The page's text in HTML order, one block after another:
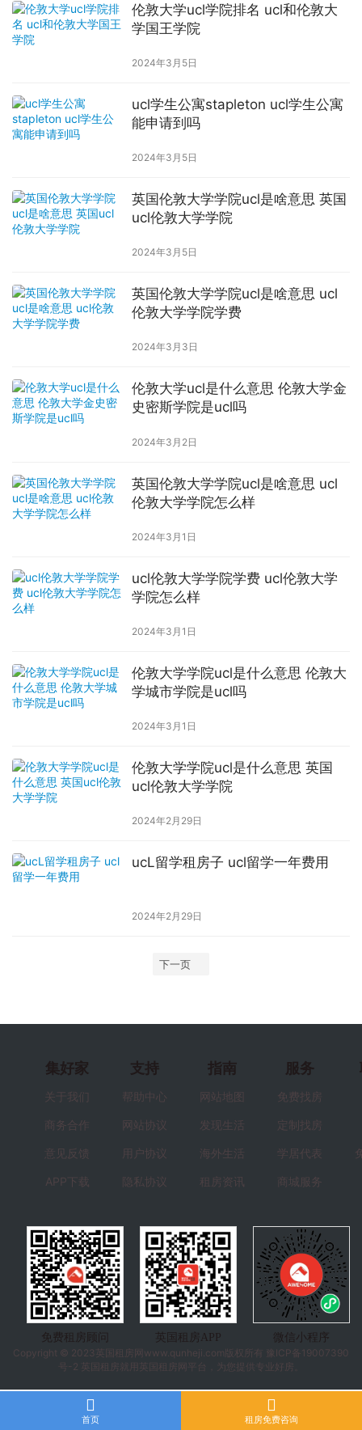
伦敦大学ucl学院排名 ucl和伦敦大
学国王学院
2024年3月5日
ucl学生公寓stapleton ucl学生公寓
能申请到吗
2024年3月5日
英国伦敦大学学院ucl是啥意思 英国
ucl伦敦大学学院
2024年3月5日
英国伦敦大学学院ucl是啥意思 ucl
伦敦大学学院学费
2024年3月3日
伦敦大学ucl是什么意思 伦敦大学金
史密斯学院是ucl吗
2024年3月2日
英国伦敦大学学院ucl是啥意思 ucl
伦敦大学学院怎么样
2024年3月1日
ucl伦敦大学学院学费 ucl伦敦大学
学院怎么样
2024年3月1日
伦敦大学学院ucl是什么意思 伦敦大
学城市学院是ucl吗
2024年3月1日
伦敦大学学院ucl是什么意思 英国
ucl伦敦大学学院
2024年2月29日
ucL留学租房子 ucl留学一年费用
2024年2月29日
下一页
集好家
关于我们
商务合作
意见反馈
APP下载
支持
帮助中心
网站协议
用户协议
隐私协议
指南
网站地图
发现生活
海外生活
租房资讯
服务
免费找房
定制找房
学居代表
商城服务
免费租房顾问 英国租房APP
微信小程序
Copyright © 2023 英国租房 网www.qunheji.com版权所有
豫ICP备19007390
号-2 英国租房就用英国租房网平台，为您提供专业好房。
首页 租房免费咨询